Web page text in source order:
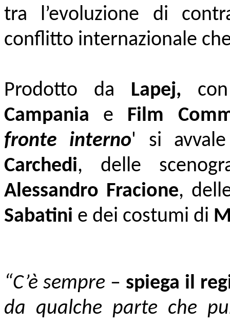
tra l’evoluzione di
conflitto internazionale
Prodotto da Lapej,
Campania e Film
fronte interno' si
Carchedi, delle
Alessandro Fracione,
Sabatini e dei costumi di
“C’è sempre – spiega il
da qualche parte che